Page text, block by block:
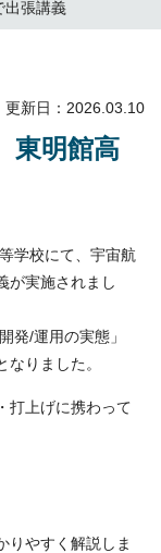
張講義
更新日：2026.03.10
東明館高
学校にて、宇宙航
が実施されまし
発/運用の実態」
りました。
打上げに携わって
りやすく解説しま